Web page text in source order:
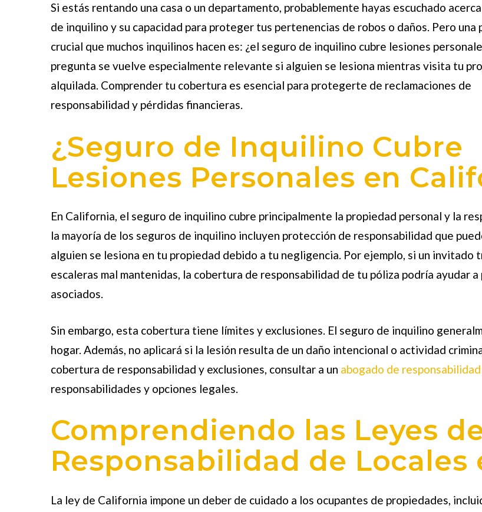
Si estás rentando una casa o un departamento, probablemente hayas escuchado
de inquilino y su capacidad para proteger tus pertenencias de robos o daños. Pero una
crucial que muchos inquilinos hacen es: ¿el seguro de inquilino cubre lesiones
pregunta se vuelve especialmente relevante si alguien se lesiona mientras visita tu
alquilada. Comprender tu cobertura es esencial para protegerte de reclamaciones de
responsabilidad y pérdidas financieras.
¿Seguro de Inquilino Cubre
Lesiones Personales en
En California, el seguro de inquilino cubre principalmente la propiedad personal y la
la mayoría de los seguros de inquilino incluyen protección de responsabilidad que
alguien se lesiona en tu propiedad debido a tu negligencia. Por ejemplo, si un invitado
escaleras mal mantenidas, la cobertura de responsabilidad de tu póliza podría ayudar
asociados.
Sin embargo, esta cobertura tiene límites y exclusiones. El seguro de inquilino
hogar. Además, no aplicará si la lesión resulta de un daño intencional o actividad
cobertura de responsabilidad y exclusiones, consultar a un abogado de
responsabilidades y opciones legales.
Comprendiendo las Leyes
Responsabilidad de Locales
La ley de California impone un deber de cuidado a los ocupantes de propiedades,